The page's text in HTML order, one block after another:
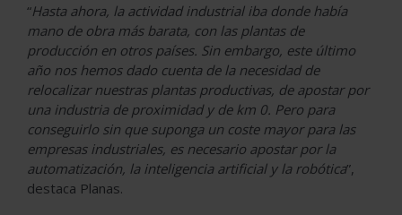
“Hasta ahora, la actividad industrial iba donde había
mano de obra más barata, con las plantas de
producción en otros países. Sin embargo, este último
año nos hemos dado cuenta de la necesidad de
relocalizar nuestras plantas productivas, de apostar por
una industria de proximidad y de km 0. Pero para
conseguirlo sin que suponga un coste mayor para las
empresas industriales, es necesario apostar por la
automatización, la inteligencia artificial y la robótica”,
destaca Planas.